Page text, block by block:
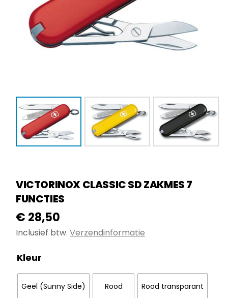
VICTORINOX CLASSIC SD ZAKMES 7
FUNCTIES
€ 28,50
Inclusief btw.Verzendinformatie
Kleur
Geel (Sunny Side) Rood Rood transparant